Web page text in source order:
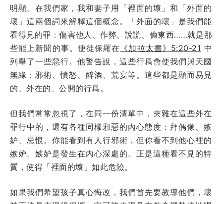
明顯。在我們家，我和妻子用「裡面的壞」和「外面的
壞」這兩個詞來解釋這個概念。「外面的壞」是我們能
看得見的罪：傷害他人、作弊、說謊、偷東西……就是那
些能上新聞的事。使徒保羅在 《加拉太書》5:20-21 中
列舉了一些惡行。他警告說，這些行爲會使我們與天國
無緣：邪術、憤怒、醉酒、荒宴等。這些都是顯而易見
的、外在的、公開的行爲。
但我們常常忽視了，在同一份清單中，夾雜在這些外在
罪行中的，還有各種同樣邪惡的內心態度：拜偶像、嫉
妒、忌恨。你能看到有人行邪術，但你看不到他心裡的
嫉妒。嫉妒是發生在內心深處的。正是這種看不見的特
質，使得「裡面的壞」如此危險。
如果我們希望孩子真心悔改，我們首先要教導他們，壞